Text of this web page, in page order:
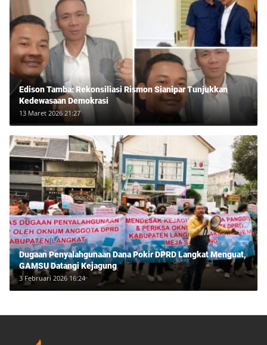
Edison Tamba: Rekonsiliasi Rismon Sianipar Tunjukkan
Kedewasaan Demokrasi
13 Maret 2026 21:27
Dugaan Penyalahgunaan Dana Pokir DPRD Langkat Menguat,
GAMSU Datangi Kejagung
3 Februari 2026 16:24